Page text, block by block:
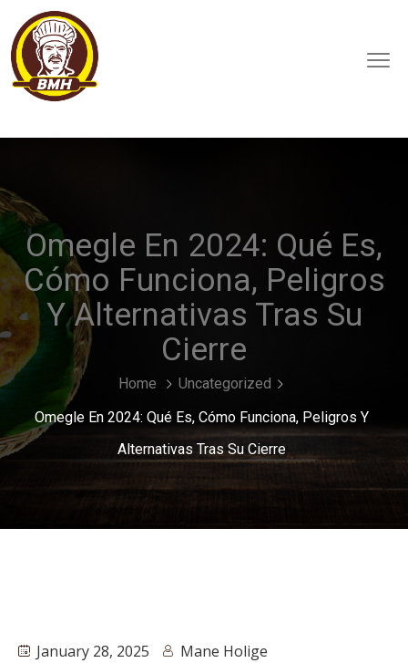
Omegle En 2024: Qué Es,
Cómo Funciona, Peligros
Y Alternativas Tras Su
Cierre
Home
Uncategorized
Omegle En 2024: Qué Es, Cómo Funciona, Peligros Y
Alternativas Tras Su Cierre
January 28, 2025
Mane Holige